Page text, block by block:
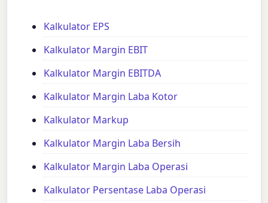
Kalkulator EPS
Kalkulator Margin EBIT
Kalkulator Margin EBITDA
Kalkulator Margin Laba Kotor
Kalkulator Markup
Kalkulator Margin Laba Bersih
Kalkulator Margin Laba Operasi
Kalkulator Persentase Laba Operasi